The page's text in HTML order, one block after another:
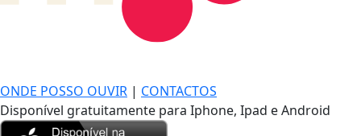
ONDE POSSO OUVIR | CONTACTOS
Disponível gratuitamente para Iphone, Ipad e Android